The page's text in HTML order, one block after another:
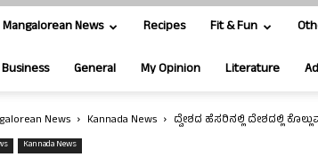
Mangalorean News Recipes Fit & Fun
Business General My Opinion Literature
News Kannada News ದ್ವೇಶದ ಹೆಸರಿನಲ್ಲಿ ದೇಶದಲ್ಲಿ
Kannada News